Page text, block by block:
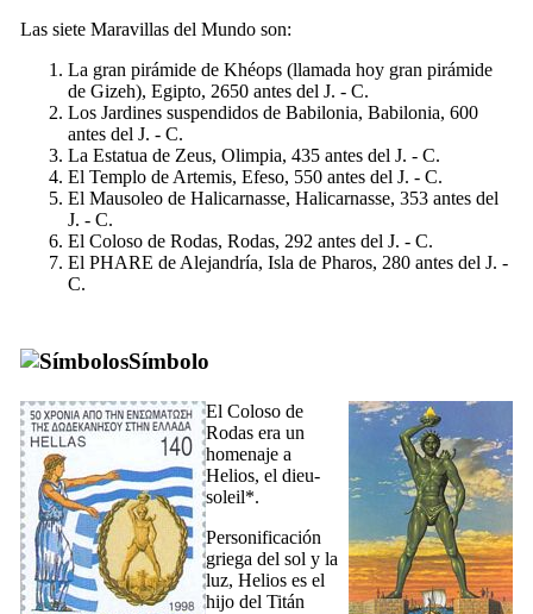
Las siete Maravillas del Mundo son:
La gran pirámide de Khéops (llamada hoy gran pirámide
de Gizeh), Egipto, 2650 antes del J. - C.
Los Jardines suspendidos de Babilonia, Babilonia, 600
antes del J. - C.
La Estatua de Zeus, Olimpia, 435 antes del J. - C.
El Templo de Artemis, Efeso, 550 antes del J. - C.
El Mausoleo de Halicarnasse, Halicarnasse, 353 antes del
J. - C.
El Coloso de Rodas, Rodas, 292 antes del J. - C.
El PHARE de Alejandría, Isla de Pharos, 280 antes del J. -
C.
Símbolo
El Coloso de
Rodas era un
homenaje a
Helios, el dieu-
soleil*.
Personificación
griega del sol y la
luz, Helios es el
hijo del Titán